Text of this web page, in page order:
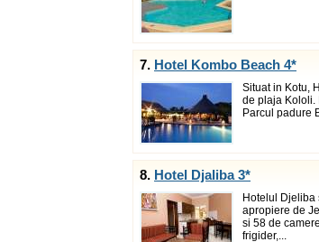
7. Hotel Kombo Beach 4*
Situat in Kotu,
de plaja Kololi.
Parcul padure
8. Hotel Djaliba 3*
Hotelul Djeliba
apropiere de
si 58 de
frigider,...